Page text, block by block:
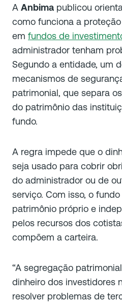
A Anbima publicou
como funciona a
em fundos de
administrador tenham
Segundo a entidade, um
mecanismos de
patrimonial, que separa
do patrimônio das
fundo.
A regra impede que o
seja usado para cobrir
do administrador ou de
serviço. Com isso, o
patrimônio próprio e
pelos recursos dos
compõem a carteira.
“A segregação
dinheiro dos investidores
resolver problemas de